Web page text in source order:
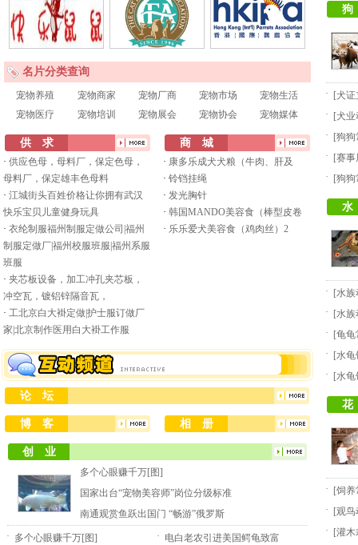
名片分类查询
宠物养殖 宠物商家 宠物厂商 宠物市场
宠物生活
宠物医疗
宠物培训 宠物展会 宠物协会 宠物媒体
供 求
·供应色母，母料厂，保定色母，
母料厂，保定雄丰色母料
·江城街头百姓价格让你拥有武汉
快乐宝贝儿童健身玩具
·衣纶制服福州制服定做公司|福州
制服定做厂|福州校服班服|福州系服
班服
·夹芯板设备，加工冲孔夹芯板，
冲空瓦，镀铝锌隔音瓦，
·工北京白大褂定做|护士服订做厂
家|北京制作医用白大褂工作服
商 城
· 康多乐成犬犬粮（牛肉、肝及
·铃铛挂绳
·发光胸针
·韩国MANDO美容食（棒型皮卷
· 乐乐爱犬美容食（鸡肉丝）2
论 坛
博 客 相 册
创 业
多个心眼赚千万[图]
国家出台“宠物美容师”岗位分级标准
南通观赏鱼跃出国门 “畅游”俄罗斯
· 多个心眼赚千万[图] · 电白老农引进美国鳄龟致富
· [犬证
·
[犬业
·
[狗狗
·
[赛事
·
[狗狗
· [水族
·
[水族
·
[龟龟
·
[水龟
·
[水龟
· [饲养
·
[观鸟
·
[灌木